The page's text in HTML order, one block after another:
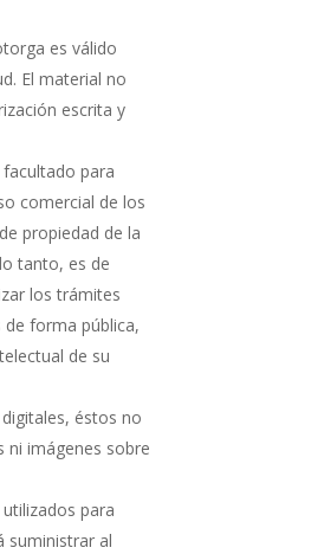
es válido
El material no
escrita y
para
comercial de los
propiedad de la
tanto, es de
los trámites
forma pública,
de su
éstos no
ni imágenes sobre
para
suministrar al